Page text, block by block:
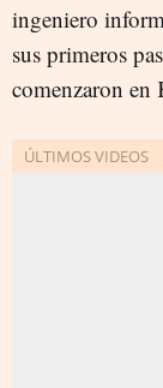
ingeniero
sus primeros
comenzaron